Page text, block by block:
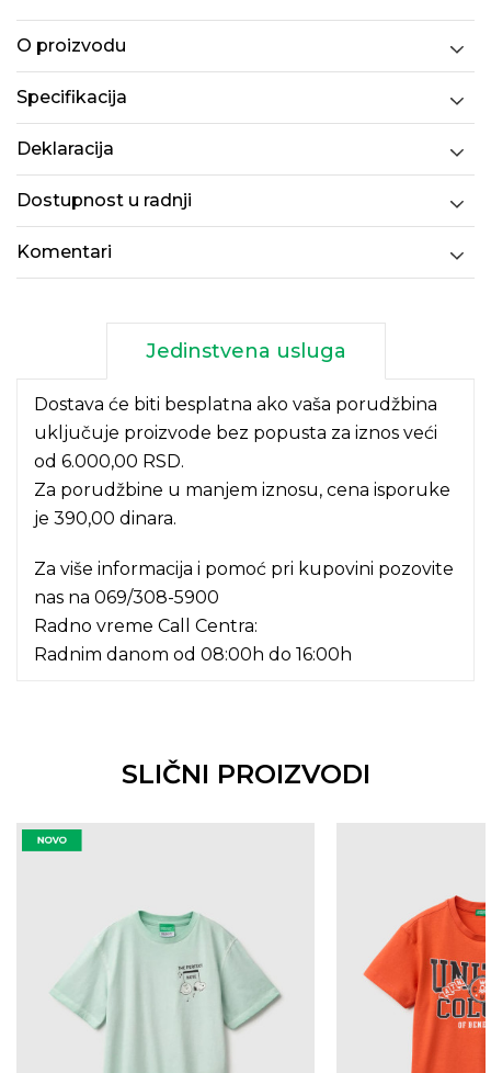
O proizvodu
Specifikacija
Deklaracija
Dostupnost u radnji
Komentari
Jedinstvena usluga
Dostava će biti besplatna ako vaša porudžbina
uključuje proizvode bez popusta za iznos veći
od 6.000,00 RSD.
Za porudžbine u manjem iznosu, cena isporuke
je 390,00 dinara.
Za više informacija i pomoć pri kupovini pozovite
nas na 069/308-5900
Radno vreme Call Centra:
Radnim danom od 08:00h do 16:00h
SLIČNI PROIZVODI